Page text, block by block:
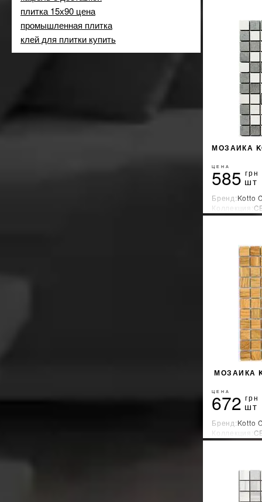
МОЗАИКА
ЦЕНА
585 грн
шт
Бренд:Kotto
Коллекция:
Страна-
МОЗАИКА
ЦЕНА
672 грн
шт
Бренд:Kotto
Коллекция:
Страна-
плитка 15х90 цена
промышленная плитка
клей для плитки купить